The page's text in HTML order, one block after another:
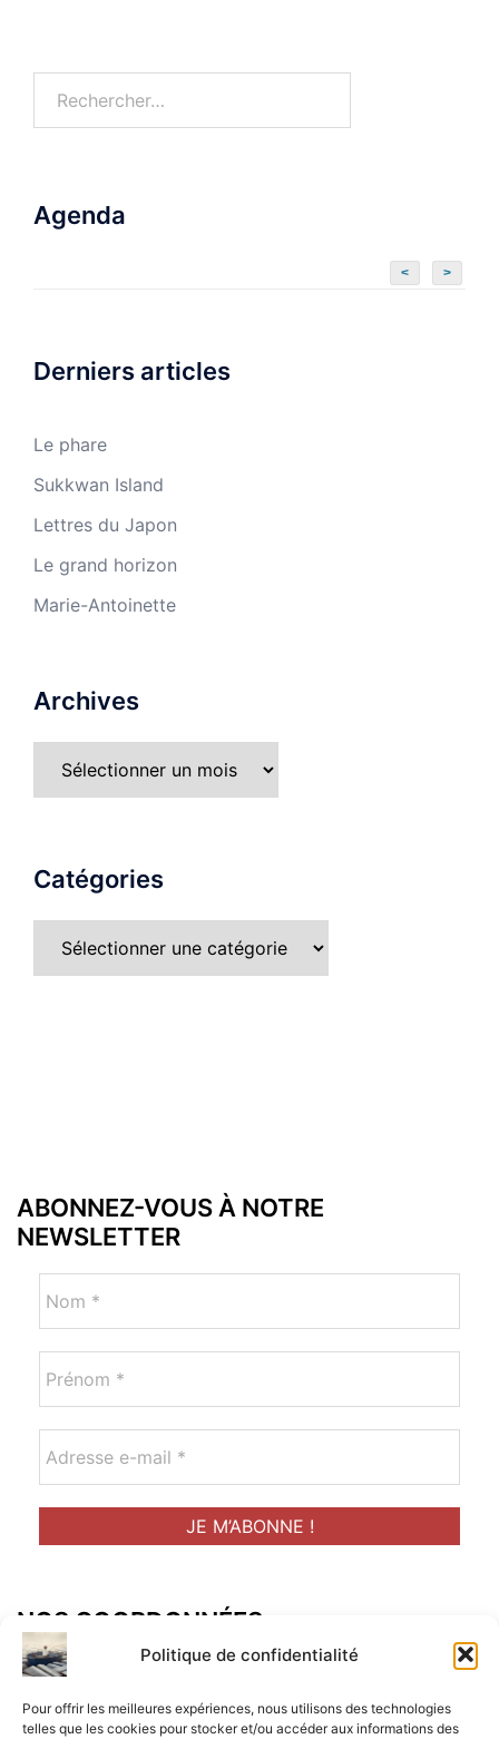
Politique de confidentialité
Pour offrir les meilleures expériences, nous utilisons des technologies
telles que les cookies pour stocker et/ou accéder aux informations des
Agenda
< >
Derniers articles
Le phare
Sukkwan Island
Lettres du Japon
Le grand horizon
Marie-Antoinette
Archives
Catégories
ABONNEZ-VOUS À NOTRE
NEWSLETTER
NOS COORDONNÉES
Adresse postal :
ALCF
34 Rue René Brunen